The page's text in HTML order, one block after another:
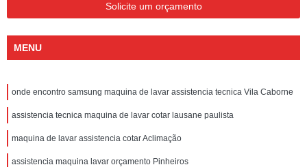
Solicite um orçamento
MENU
onde encontro samsung maquina de lavar assistencia tecnica Vila Caborne
assistencia tecnica maquina de lavar cotar lausane paulista
maquina de lavar assistencia cotar Aclimação
assistencia maquina lavar orçamento Pinheiros